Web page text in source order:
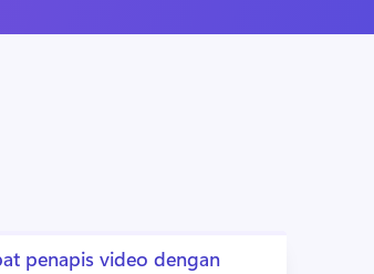
penapis video dengan